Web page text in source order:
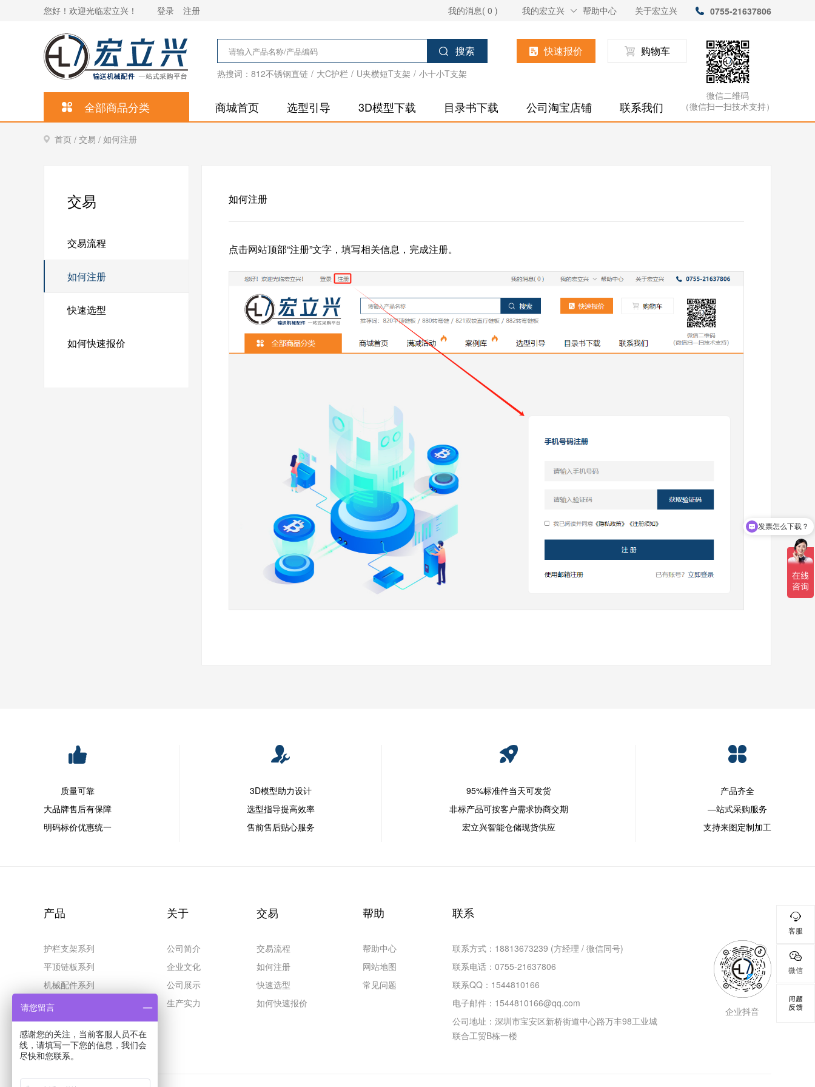
您好！欢迎光临宏立兴！ 登录 注册 我的消息( 0 ) 我的宏立兴 帮助中心 关于宏立兴 0755-21637806
搜索
热搜词： 812不锈钢直链 / 大C护栏 / U夹横短T支架 / 小十小T支架
快速报价 购物车
微信二维码
（微信扫一扫技术支持）
全部商品分类 商城首页 选型引导 3D模型下载 目录书下载 公司淘宝店铺 联系我们
首页 / 交易 / 如何注册
交易
交易流程
如何注册
快速选型
如何快速报价
如何注册
点击网站顶部“注册”文字，填写相关信息，完成注册。
质量可靠
大品牌售后有保障
明码标价优惠统一
3D模型助力设计
选型指导提高效率
售前售后贴心服务
95%标准件当天可发货
非标产品可按客户需求协商交期
宏立兴智能仓储现货供应
产品齐全
—站式采购服务
支持来图定制加工
产品
护栏支架系列
平顶链板系列
机械配件系列
耐磨条垫轨系列
网带网链系列
传送带输送机系列
关于
公司简介
企业文化
公司展示
生产实力
交易
交易流程
如何注册
快速选型
如何快速报价
帮助
帮助中心
网站地图
常见问题
联系
联系方式：18813673239 (方经理 / 微信同号)
联系电话： 0755-21637806
联系QQ：1544810166
电子邮件： 1544810166@qq.com
公司地址：深圳市宝安区新桥街道中心路万丰98工业城
联合工贸B栋一楼
企业抖音
客服
微信
问题
反馈
发票怎么下载？
请您留言
感谢您的关注，当前客服人员不在
线，请填写一下您的信息，我们会
尽快和您联系。